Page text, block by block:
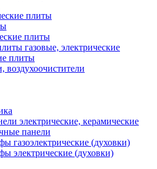
плиты
плиты
газовые, электрические
плиты
электрические, керамические
панели
газоэлектрические (духовки)
электрические (духовки)